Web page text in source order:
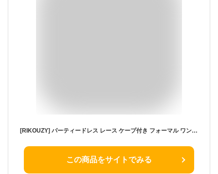
[RIKOUZY] パーティードレス レース ケープ付き フォーマル ワンピース 袖あり ロング 結婚式 二次会 お呼ばれ 披露宴 オケージョンドレス20代 30代 40代 50代60代(ダークグレーL)
この商品をサイトでみる